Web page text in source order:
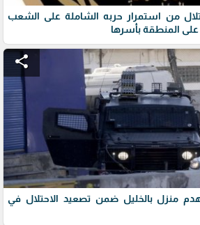
من استمرار حربه الشاملة على الشعب
المنطقة بأسرها
share
منزل بالخليل ضمن تصعيد الاحتلال في